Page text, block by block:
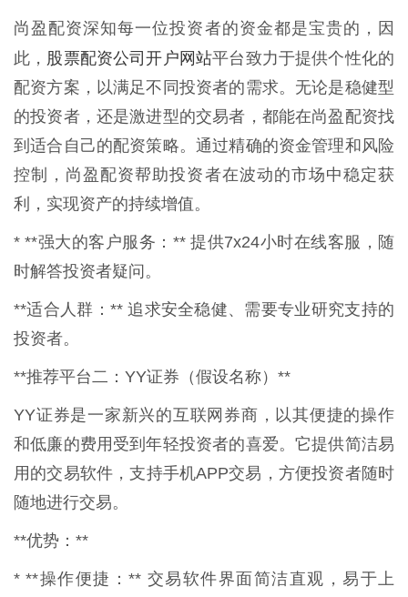
尚盈配资深知每一位投资者的资金都是宝贵的，因
此， 股票配资公司开户网站平台致力于提供个性化的
配资方案，以满足不同投资者的需求。无论是稳健型
的投资者，还是激进型的交易者，都能在尚盈配资找
到适合自己的配资策略。通过精确的资金管理和风险
控制，尚盈配资帮助投资者在波动的市场中稳定获
利，实现资产的持续增值。
* **强大的客户服务：** 提供7x24小时在线客服，随
时解答投资者疑问。
**适合人群：** 追求安全稳健、需要专业研究支持的
投资者。
**推荐平台二：YY证券（假设名称）**
YY证券是一家新兴的互联网券商，以其便捷的操作
和低廉的费用受到年轻投资者的喜爱。它提供简洁易
用的交易软件，支持手机APP交易，方便投资者随时
随地进行交易。
**优势：**
* **操作便捷：** 交易软件界面简洁直观，易于上